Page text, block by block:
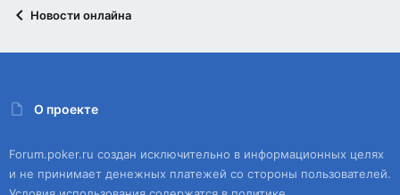
Новости онлайна
О проекте
Forum.poker.ru создан исключительно в информационных целях
и не принимает денежных платежей со стороны пользователей.